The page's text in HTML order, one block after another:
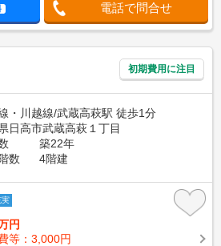
電話で問合せ
初期費用に注目
・川越線/武蔵高萩駅 徒歩1分
日高市武蔵高萩１丁目
築22年
数
4階建
実
円
等：3,000円